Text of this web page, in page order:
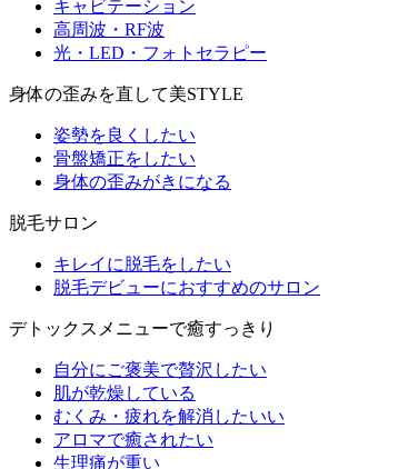
キャビテーション
高周波・RF波
光・LED・フォトセラピー
身体の歪みを直して美STYLE
姿勢を良くしたい
骨盤矯正をしたい
身体の歪みがきになる
脱毛サロン
キレイに脱毛をしたい
脱毛デビューにおすすめのサロン
デトックスメニューで癒すっきり
自分にご褒美で贅沢したい
肌が乾燥している
むくみ・疲れを解消したいい
アロマで癒されたい
生理痛が重い